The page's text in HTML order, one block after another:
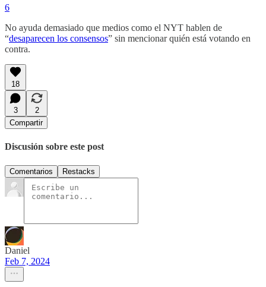
6
No ayuda demasiado que medios como el NYT hablen de
“desaparecen los consensos” sin mencionar quién está votando en
contra.
18
3
2
Compartir
Discusión sobre este post
Comentarios Restacks
Daniel
Feb 7, 2024